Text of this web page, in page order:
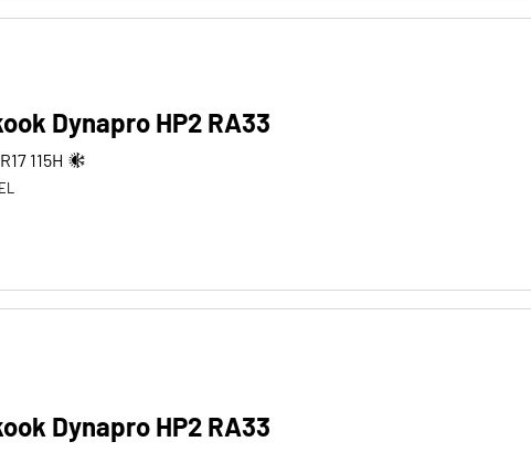
Dynapro HP2 RA33
115H
Dynapro HP2 RA33